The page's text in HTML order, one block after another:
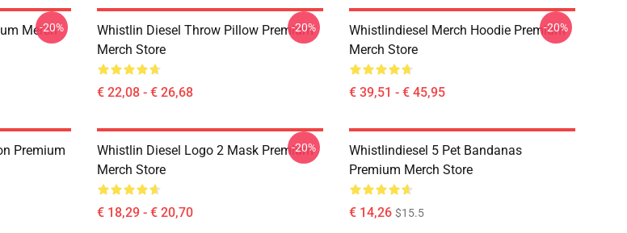
Merch
-20%
Whistlin Diesel Throw Pillow Premium
Merch Store
€ 22,08 - € 26,68
-20%
Whistlindiesel Merch Hoodie Premium
Merch Store
€ 39,51 - € 45,95
-20%
Premium
Whistlin Diesel Logo 2 Mask Premium
Merch Store
€ 18,29 - € 20,70
-20%
Whistlindiesel 5 Pet Bandanas
Premium Merch Store
€ 14,26 $15.5